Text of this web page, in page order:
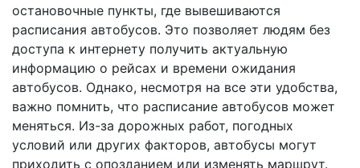
остановочные пункты, где вывешиваются
расписания автобусов. Это позволяет людям без
доступа к интернету получить актуальную
информацию о рейсах и времени ожидания
автобусов. Однако, несмотря на все эти удобства,
важно помнить, что расписание автобусов может
меняться. Из-за дорожных работ, погодных
условий или других факторов, автобусы могут
приходить с опозданием или изменять маршрут.